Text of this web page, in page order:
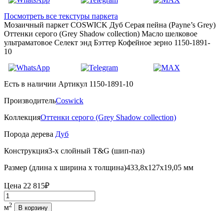
Посмотреть все текстуры паркета
Мозаичный паркет COSWICK Дуб Серая пейна (Payne’s Grey)
Оттенки серого (Grеy Shadow collection) Масло шелковое
ультраматовое Селект энд Бэттер Кофейное зерно 1150-1891-
10
Есть в наличии Артикул 1150-1891-10
ПроизводительCoswick
КоллекцияОттенки серого (Grеy Shadow collection)
Порода дерева Дуб
Конструкция3-х слойный T&G (шип-паз)
Размер (длина х ширина х толщина)433,8х127х19,05 мм
Цена 22 815₽
Количество
м2 В корзину